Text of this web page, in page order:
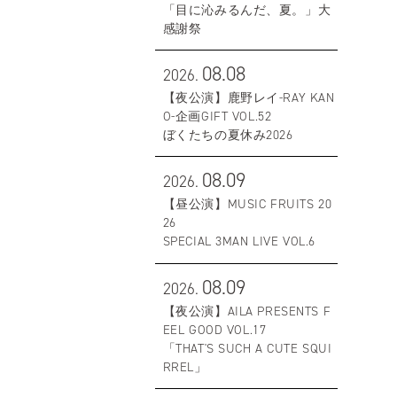
「目に沁みるんだ、夏。」大
感謝祭
2026. 08.08
【夜公演】鹿野レイ-RAY KAN
O-企画GIFT VOL.52
ぼくたちの夏休み2026
2026. 08.09
【昼公演】MUSIC FRUITS 20
26
SPECIAL 3MAN LIVE VOL.6
2026. 08.09
【夜公演】AILA PRESENTS F
EEL GOOD VOL.17
「THAT'S SUCH A CUTE SQUI
RREL」